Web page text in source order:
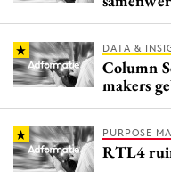
DATA &
Column
makers
PURPOSE
RTL4